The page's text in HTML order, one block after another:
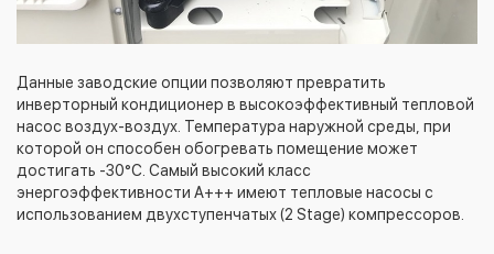
Данные заводские опции позволяют превратить
инверторный кондиционер в высокоэффективный тепловой
насос воздух-воздух. Температура наружной среды, при
которой он способен обогревать помещение может
достигать -30°С. Самый высокий класс
энергоэффективности А+++ имеют тепловые насосы с
использованием двухступенчатых (2 Stage) компрессоров.